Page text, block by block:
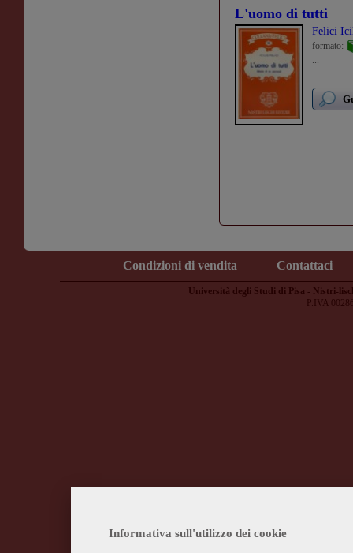
Informativa sull'utilizzo dei cookie
L'uomo di tutti
Felici
formato:
...
Condizioni di vendita Contattaci
Università degli Studi di Pisa - Nistri-
P.IVA